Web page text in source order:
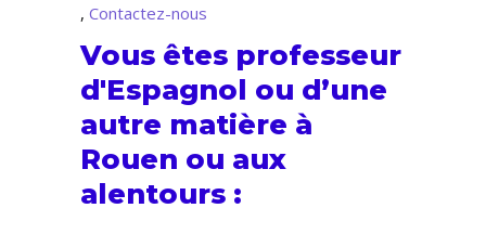
, Contactez-nous
Vous êtes professeur
d'Espagnol ou d’une
autre matière à
Rouen ou aux
alentours :